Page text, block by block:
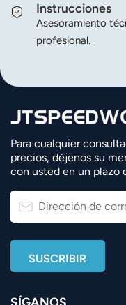
Instrucciones
Asesoramiento
profesional.
Para cualquier
precios, déjenos su
con usted en un plazo
SÍGANOS